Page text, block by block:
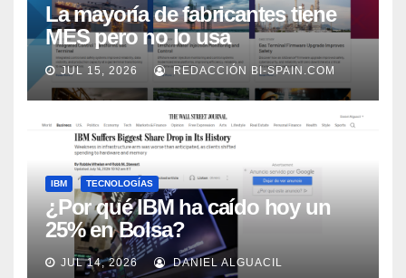
La mayoría de fabricantes tiene
MES pero no lo usa
adecuadamente, según Rockwell
Automation
JUL 15, 2026 REDACCIÓN BI-SPAIN.COM
IBM TECNOLOGÍAS
¿Por qué IBM ha caído hoy un
25% en Bolsa?
JUL 14, 2026 DANIEL ALGUACIL